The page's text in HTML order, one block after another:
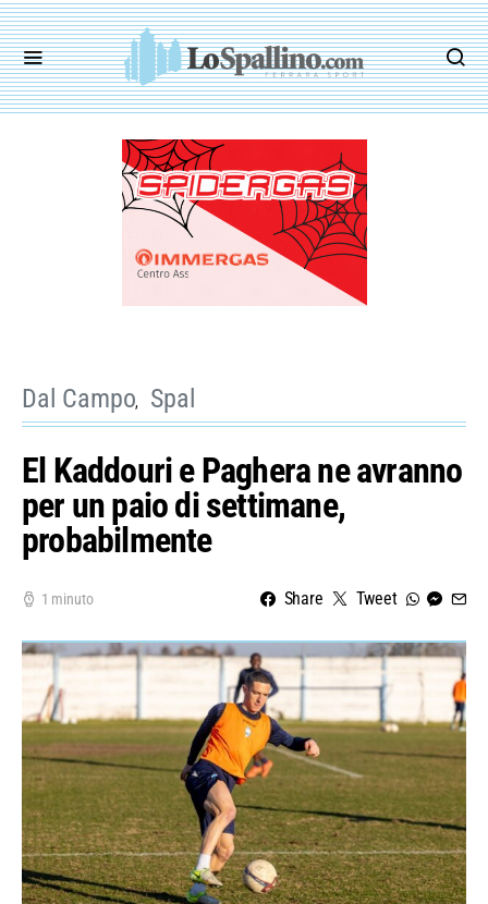
Dal Campo Spal
El Kaddouri e Paghera ne avranno
per un paio di settimane,
probabilmente
1 minuto Share Tweet